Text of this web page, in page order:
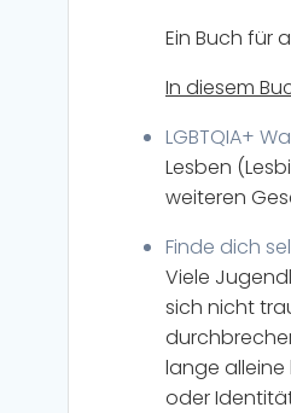
Ein Buch für
In diesem
LGBTQIA+
Lesben
weiteren
Finde dich
Viele
sich nicht
lange alleine
oder